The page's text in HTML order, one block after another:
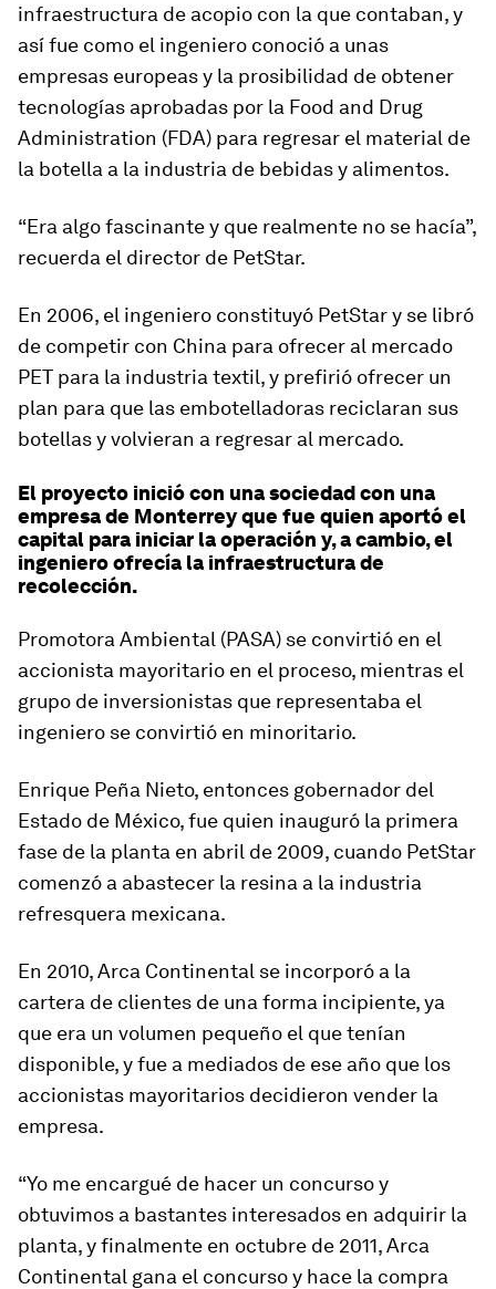
infraestructura de acopio con la que contaban, y
así fue como el ingeniero conoció a unas
empresas europeas y la prosibilidad de obtener
tecnologías aprobadas por la Food and Drug
Administration (FDA) para regresar el material de
la botella a la industria de bebidas y alimentos.
“Era algo fascinante y que realmente no se hacía”,
recuerda el director de PetStar.
En 2006, el ingeniero constituyó PetStar y se libró
de competir con China para ofrecer al mercado
PET para la industria textil, y prefirió ofrecer un
plan para que las embotelladoras reciclaran sus
botellas y volvieran a regresar al mercado.
El proyecto inició con una sociedad con una
empresa de Monterrey que fue quien aportó el
capital para iniciar la operación y, a cambio, el
ingeniero ofrecía la infraestructura de
recolección.
Promotora Ambiental (PASA) se convirtió en el
accionista mayoritario en el proceso, mientras el
grupo de inversionistas que representaba el
ingeniero se convirtió en minoritario.
Enrique Peña Nieto, entonces gobernador del
Estado de México, fue quien inauguró la primera
fase de la planta en abril de 2009, cuando PetStar
comenzó a abastecer la resina a la industria
refresquera mexicana.
En 2010, Arca Continental se incorporó a la
cartera de clientes de una forma incipiente, ya
que era un volumen pequeño el que tenían
disponible, y fue a mediados de ese año que los
accionistas mayoritarios decidieron vender la
empresa.
“Yo me encargué de hacer un concurso y
obtuvimos a bastantes interesados en adquirir la
planta, y finalmente en octubre de 2011, Arca
Continental gana el concurso y hace la compra